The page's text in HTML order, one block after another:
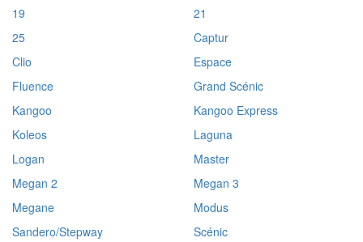
19
21
25
Captur
Clio
Espace
Fluence
Grand Scénic
Kangoo
Kangoo Express
Koleos
Laguna
Logan
Master
Megan 2
Megan 3
Megane
Modus
Sandero/Stepway
Scénic